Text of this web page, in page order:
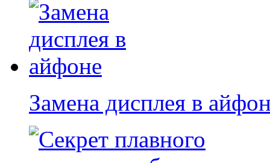
Замена дисплея в